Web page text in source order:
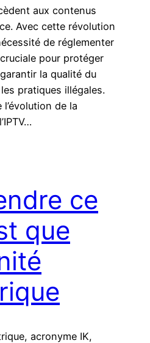
aux contenus
Avec cette révolution
de réglementer
pour protéger
la qualité du
pratiques illégales.
de la
ce
que
acronyme IK,